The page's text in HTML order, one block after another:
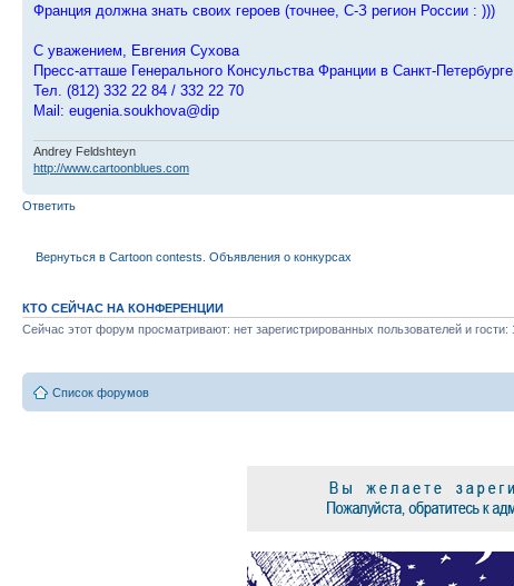
Франция должна знать своих героев (точнее, С-З регион России : )))
С уважением, Евгения Сухова
Пресс-атташе Генерального Консульства Франции в Санкт-Петербурге
Тел. (812) 332 22 84 / 332 22 70
Mail: eugenia.soukhova@dip
Andrey Feldshteyn
http://www.cartoonblues.com
Ответить
Вернуться в Cartoon contests. Объявления о конкурсах
КТО СЕЙЧАС НА КОНФЕРЕНЦИИ
Сейчас этот форум просматривают: нет зарегистрированных пользователей и гости:
Список форумов